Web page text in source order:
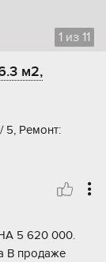
1 из 11
м2,
5, Ремонт:
5 620 000.
В пpoдажe